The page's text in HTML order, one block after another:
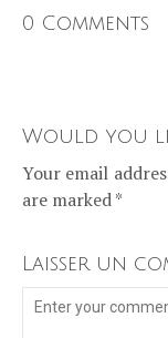
0 Comments
Would you
Your email
are marked *
Laisser un